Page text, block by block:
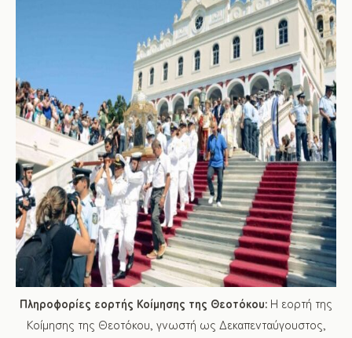
Πληροφορίες εορτής Κοίμησης της Θεοτόκου: Η εορτή της
Κοίμησης της Θεοτόκου, γνωστή ως Δεκαπενταύγουστος,